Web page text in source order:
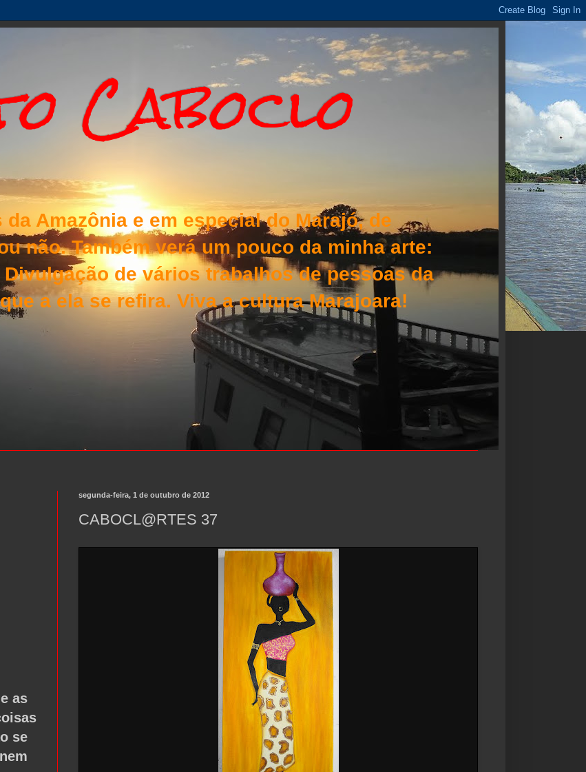
Caboclo
Amazônia e em especial do Marajó, de
não. Também verá um pouco da minha arte:
de vários trabalhos de pessoas da
a ela se refira. Viva a cultura Marajoara!
segunda-feira, 1 de outubro de 2012
CABOCL@RTES 37
as
se